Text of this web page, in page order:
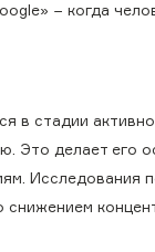
− когда
в стадии
Это делает его
Исследования